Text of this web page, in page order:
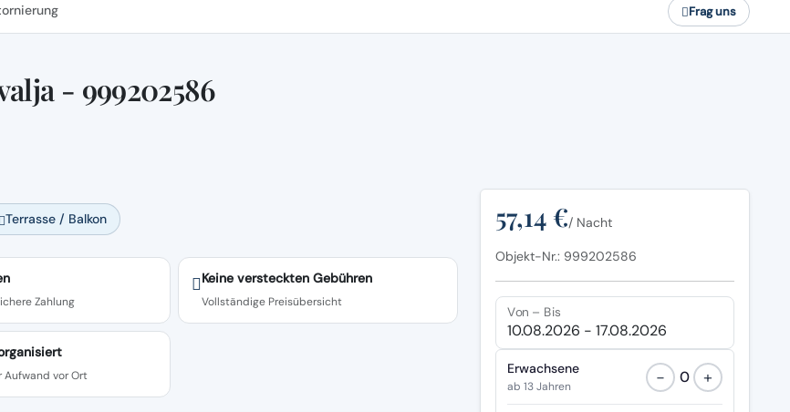
Frag uns
- 999202586
Terrasse / Balkon
Zahlung
Keine versteckten Gebühren
Vollständige Preisübersicht
Aufwand vor Ort
57,14 €/ Nacht
Objekt-Nr.: 999202586
Von – Bis
Erwachsene
ab 13 Jahren − 0 +